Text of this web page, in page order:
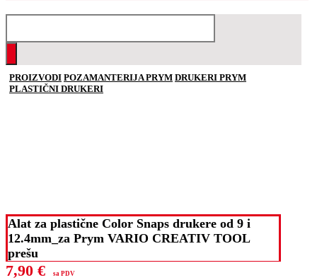
PROIZVODI POZAMANTERIJA PRYM DRUKERI PRYM
PLASTIČNI DRUKERI
Alat za plastične Color Snaps drukere od 9 i
12.4mm_za Prym VARIO CREATIV TOOL
prešu
7,90 € sa PDV